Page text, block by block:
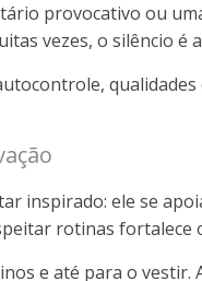
provocativo ou
vezes, o silêncio é
inspirado: ele se
rotinas fortalece
e até para o vestir.